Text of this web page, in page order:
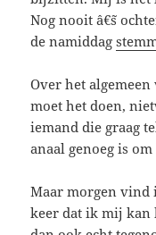
Nog nooit â€˜s
de namiddag
Over het
moet het doen,
iemand die graag
anaal genoeg is
Maar morgen vind
keer dat ik mij kan